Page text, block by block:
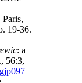
19-36.
: a
56:3,